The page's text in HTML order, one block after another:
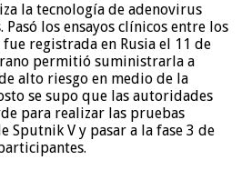
la tecnología de adenovirus
Pasó los ensayos clínicos entre los
registrada en Rusia el 11 de
permitió suministrarla a
alto riesgo en medio de la
se supo que las autoridades
para realizar las pruebas
Sputnik V y pasar a la fase 3 de